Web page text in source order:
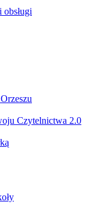
Czytelnictwa 2.0